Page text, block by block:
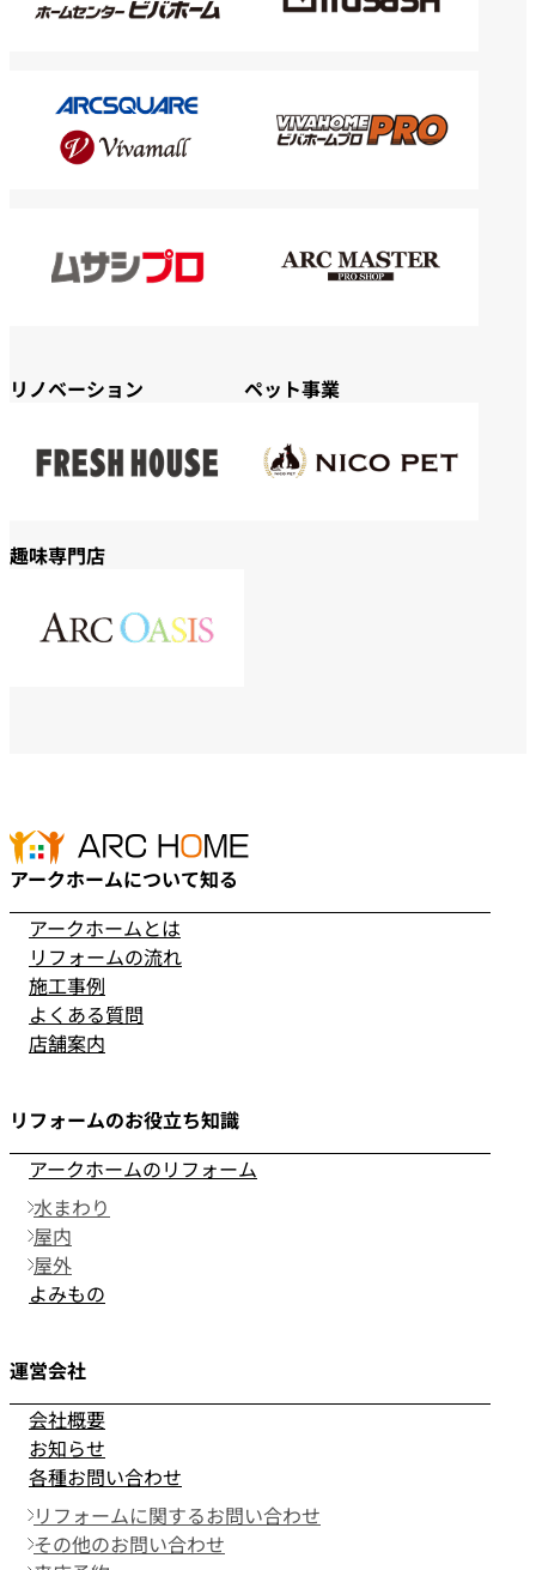
リノベーション ペット事業
趣味専門店
アークホームについて知る
アークホームとは
リフォームの流れ
施工事例
よくある質問
店舗案内
リフォームのお役立ち知識
アークホームのリフォーム
水まわり
屋内
屋外
よみもの
運営会社
会社概要
お知らせ
各種お問い合わせ
リフォームに関するお問い合わせ
その他のお問い合わせ